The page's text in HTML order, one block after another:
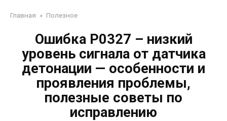
Главная » Полезное
Ошибка P0327 – низкий
уровень сигнала от датчика
детонации — особенности и
проявления проблемы,
полезные советы по
исправлению